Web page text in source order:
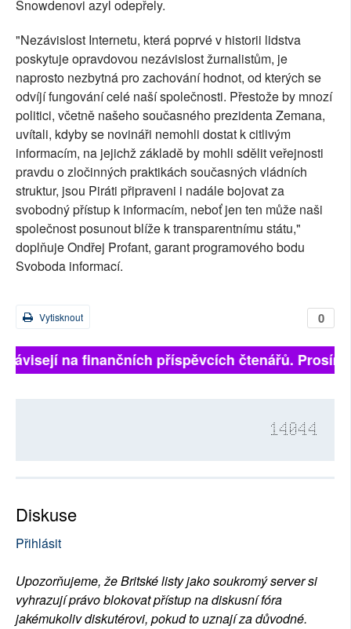
Snowdenovi azyl odepřely.
"Nezávislost Internetu, která poprvé v historii lidstva
poskytuje opravdovou nezávislost žurnalistům, je
naprosto nezbytná pro zachování hodnot, od kterých se
odvíjí fungování celé naší společnosti. Přestože by mnozí
politici, včetně našeho současného prezidenta Zemana,
uvítali, kdyby se novináři nemohli dostat k citlivým
informacím, na jejichž základě by mohli sdělit veřejnosti
pravdu o zločinných praktikách současných vládních
struktur, jsou Piráti připraveni i nadále bojovat za
svobodný přístup k informacím, neboť jen ten může naši
společnost posunout blíže k transparentnímu státu,"
doplňuje Ondřej Profant, garant programového bodu
Svoboda informací.
0
Vytisknout
na finančních příspěvcích čtenářů. Prosíme,
14044
Diskuse
Přihlásit
Upozorňujeme, že Britské listy jako soukromý server si
vyhrazují právo blokovat přístup na diskusní fóra
jakémukoliv diskutérovi, pokud to uznají za důvodné.